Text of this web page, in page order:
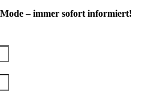
– immer sofort informiert!